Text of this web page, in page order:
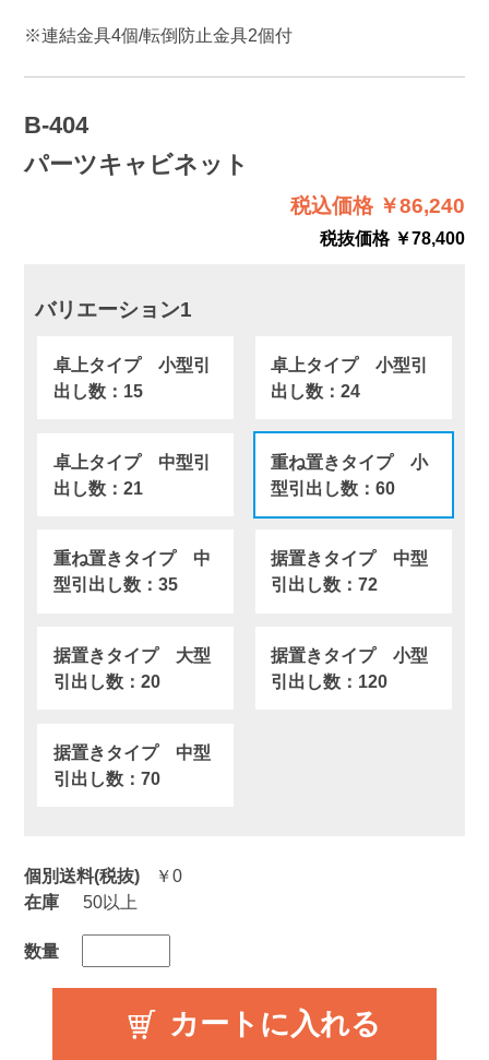
※連結金具4個/転倒防止金具2個付
B-404
パーツキャビネット
税込価格 ￥86,240
税抜価格 ￥78,400
個別送料(税抜) ￥0
バリエーション1
卓上タイプ 小型引
出し数：15
卓上タイプ 小型引
出し数：24
卓上タイプ 中型引
出し数：21
重ね置きタイプ 小
型引出し数：60
重ね置きタイプ 中
型引出し数：35
据置きタイプ 中型
引出し数：72
据置きタイプ 大型
引出し数：20
据置きタイプ 小型
引出し数：120
据置きタイプ 中型
引出し数：70
在庫 50以上
数量